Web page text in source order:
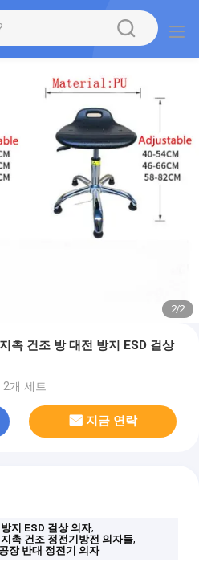
2/2
촉 건조 방 대전 방지 ESD 걸상
2개 세트
지금 연락
지 ESD 걸상 의자,
촉 건조 정전기방전 의자들,
장 반대 정전기 의자